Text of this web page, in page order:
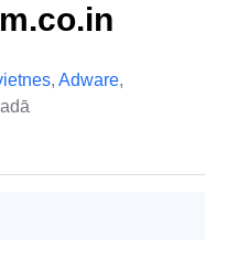
, Adware,